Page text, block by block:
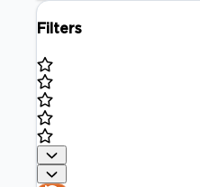
Filters